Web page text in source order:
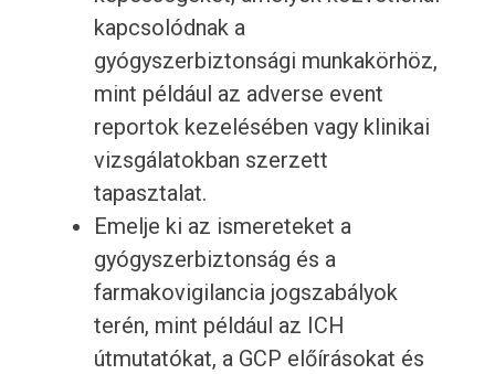
kapcsolódnak a
gyógyszerbiztonsági munkakörhöz,
mint például az adverse event
reportok kezelésében vagy klinikai
vizsgálatokban szerzett
tapasztalat.
Emelje ki az ismereteket a
gyógyszerbiztonság és a
farmakovigilancia jogszabályok
terén, mint például az ICH
útmutatókat, a GCP előírásokat és